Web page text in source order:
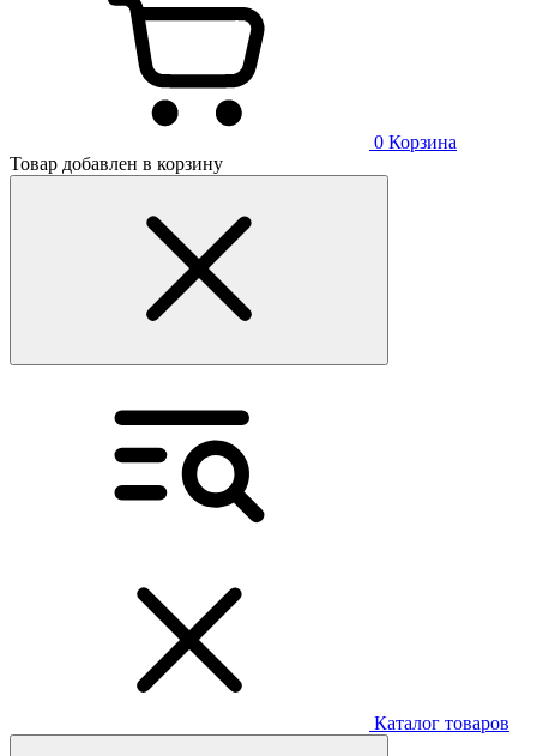
0 Корзина
Товар добавлен в корзину
Каталог товаров